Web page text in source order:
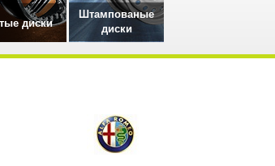
диски
Штампованые
диски